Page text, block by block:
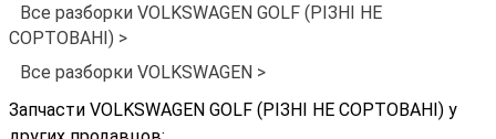
Все разборки VOLKSWAGEN GOLF (РІЗНІ НЕ
СОРТОВАНІ) >
Все разборки VOLKSWAGEN >
Запчасти VOLKSWAGEN GOLF (РІЗНІ НЕ СОРТОВАНІ) у